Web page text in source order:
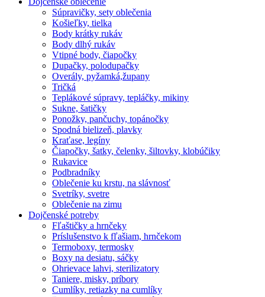
Súpravičky, sety oblečenia
Košieľky, tielka
Body krátky rukáv
Body dlhý rukáv
Vtipné body, čiapočky
Dupačky, polodupačky
Overály, pyžamká,župany
Tričká
Teplákové súpravy, tepláčky, mikiny
Sukne, šatičky
Ponožky, pančuchy, topánočky
Spodná bielizeň, plavky
Kraťase, legíny
Čiapočky, šatky, čelenky, šiltovky, klobúčiky
Rukavice
Podbradníky
Oblečenie ku krstu, na slávnosť
Svetríky, svetre
Oblečenie na zimu
Dojčenské potreby
Fľaštičky a hrnčeky
Príslušenstvo k fľašiam, hrnčekom
Termoboxy, termosky
Boxy na desiatu, sáčky
Ohrievace lahvi, sterilizatory
Taniere, misky, príbory
Cumlíky, retiazky na cumlíky